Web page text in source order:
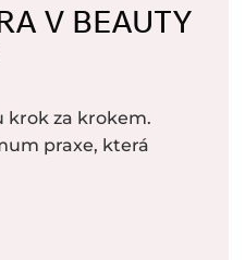
V BEAUTY
krok za krokem.
praxe, která